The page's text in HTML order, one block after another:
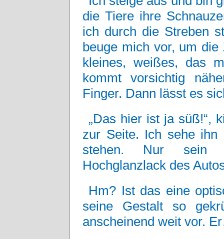
die Tiere ihre
ich durch die Streben
beuge mich vor, um
kleines, weißes, das
kommt vorsichtig
Finger. Dann lässt es
„Das hier ist ja süß!“,
zur Seite. Ich sehe
stehen. Nur sein
Hochglanzlack des
Hm? Ist das eine
seine Gestalt so
anscheinend weit vor.